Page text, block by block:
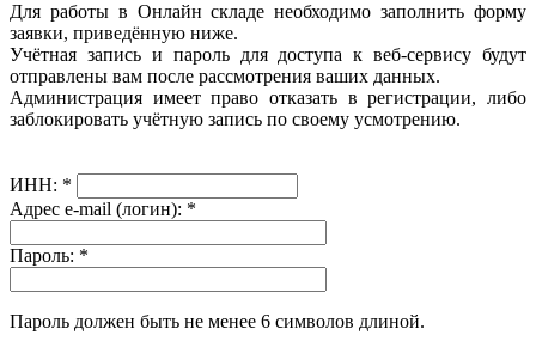
Для работы в Онлайн складе необходимо заполнить форму
заявки, приведённую ниже.
Учётная запись и пароль для доступа к веб-сервису будут
отправлены вам после рассмотрения ваших данных.
Администрация имеет право отказать в регистрации, либо
заблокировать учётную запись по своему усмотрению.
ИНН: *
Адрес e-mail (логин): *
Пароль: *
Пароль должен быть не менее 6 символов длиной.